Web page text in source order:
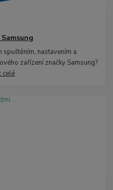
nastavením a
zařízení značky Samsung?
celé